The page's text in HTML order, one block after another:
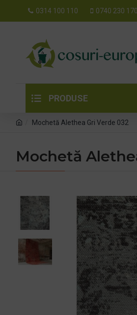
0314 100 110 0740 230 170
PRODUSE
Mochetă Alethea Gri Verde 032
Mochetă